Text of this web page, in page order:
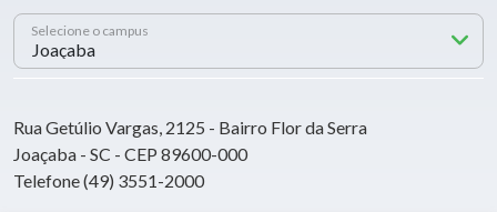
Selecione o campus
Rua Getúlio Vargas, 2125 - Bairro Flor da Serra
Joaçaba - SC - CEP 89600-000
Telefone (49) 3551-2000